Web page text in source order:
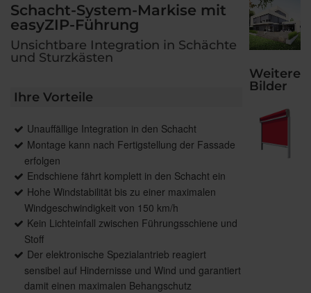
Schacht-System-Markise mit
easyZIP-Führung
Unsichtbare Integration in Schächte
und Sturzkästen
Ihre Vorteile
Unauffällige Integration in den Schacht
Montage kann nach Fertigstellung der Fassade
erfolgen
Endschiene fährt komplett in den Schacht ein
Hohe Windstabilität bis zu einer maximalen
Windgeschwindigkeit von 150 km/h
Kein Lichteinfall zwischen Führungsschiene und
Stoff
Der elektronische Spezialantrieb reagiert
sensibel auf Hindernisse und Wind und garantiert
damit einen maximalen Behangschutz
Weitere
Bilder